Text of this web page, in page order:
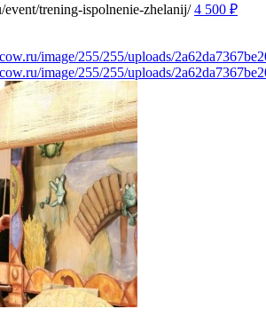
event/trening-ispolnenie-zhelanij/ 4 500 ₽
image/255/255/uploads/
image/255/255/uploads/